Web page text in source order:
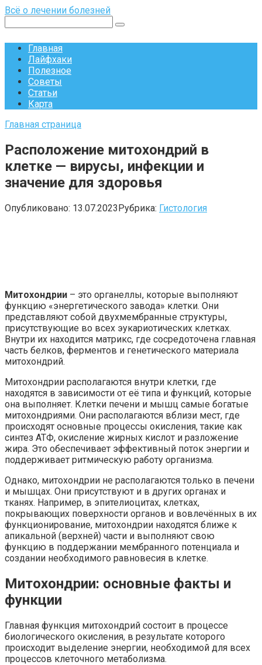
Перейти
контенту
Всё о лечении болезней
Главная
Лайфхаки
Полезное
Советы
Статьи
Карта
Главная страница
Расположение митохондрий в
клетке — вирусы, инфекции и
значение для здоровья
Опубликовано: 13.07.2023Рубрика: Гистология
Митохондрии – это органеллы, которые выполняют
функцию «энергетического завода» клетки. Они
представляют собой двухмембранные структуры,
присутствующие во всех эукариотических клетках.
Внутри их находится матрикс, где сосредоточена главная
часть белков, ферментов и генетического материала
митохондрий.
Митохондрии располагаются внутри клетки, где
находятся в зависимости от её типа и функций, которые
она выполняет. Клетки печени и мышц самые богатые
митохондриями. Они располагаются вблизи мест, где
происходят основные процессы окисления, такие как
синтез АТФ, окисление жирных кислот и разложение
жира. Это обеспечивает эффективный поток энергии и
поддерживает ритмическую работу организма.
Однако, митохондрии не располагаются только в печени
и мышцах. Они присутствуют и в других органах и
тканях. Например, в эпителиоцитах, клетках,
покрывающих поверхности органов и вовлечённых в их
функционирование, митохондрии находятся ближе к
апикальной (верхней) части и выполняют свою
функцию в поддержании мембранного потенциала и
создании необходимого равновесия в клетке.
Митохондрии: основные факты и
функции
Главная функция митохондрий состоит в процессе
биологического окисления, в результате которого
происходит выделение энергии, необходимой для всех
процессов клеточного метаболизма.